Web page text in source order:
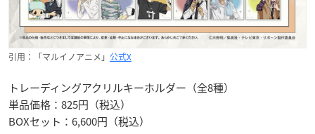
引用：「マルイノアニメ」 公式X
トレーディングアクリルキーホルダー（全8種）
単品価格：825円（税込）
BOXセット：6,600円（税込）